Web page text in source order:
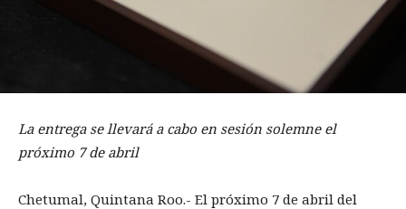
La entrega se llevará a cabo en sesión solemne el
próximo 7 de abril
Chetumal, Quintana Roo.- El próximo 7 de abril del